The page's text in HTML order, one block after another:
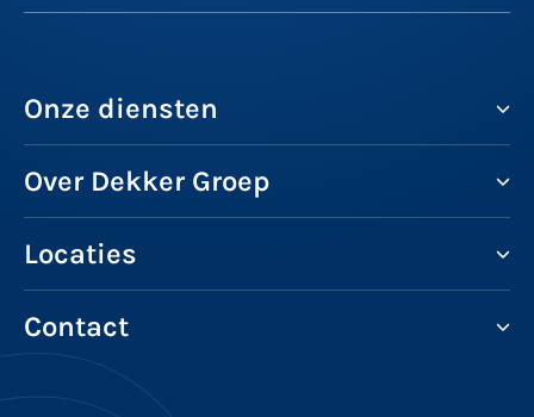
Onze diensten
Over Dekker Groep
Locaties
Contact